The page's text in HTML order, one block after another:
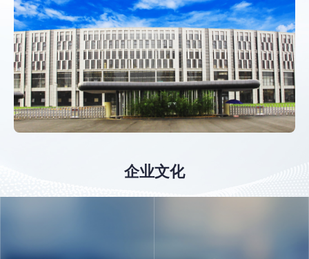
轻薄、更高集成度、更高频信号传输等方向演进。
企业文化